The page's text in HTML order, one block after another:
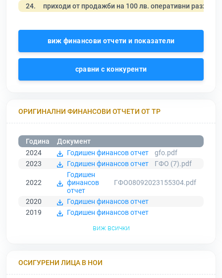
24. приходи от продажби на 100 лв. оперативни разходи
виж финансови отчети и показатели
сравни с конкуренти
ОРИГИНАЛНИ ФИНАНСОВИ ОТЧЕТИ ОТ ТР
Година
Документ
2024
Годишен финансов отчет
gfo.pdf
2023
Годишен финансов отчет ГФО (7).pdf
2022
Годишен
финансов
отчет
ГФО08092023155304.pdf
2020
Годишен финансов отчет
2019
Годишен финансов отчет
виж всички
ОСИГУРЕНИ ЛИЦА В НОИ